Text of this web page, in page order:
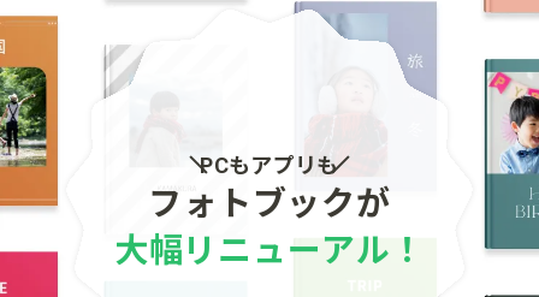
PCもアプリも
フォトブックが
大幅リニューアル！